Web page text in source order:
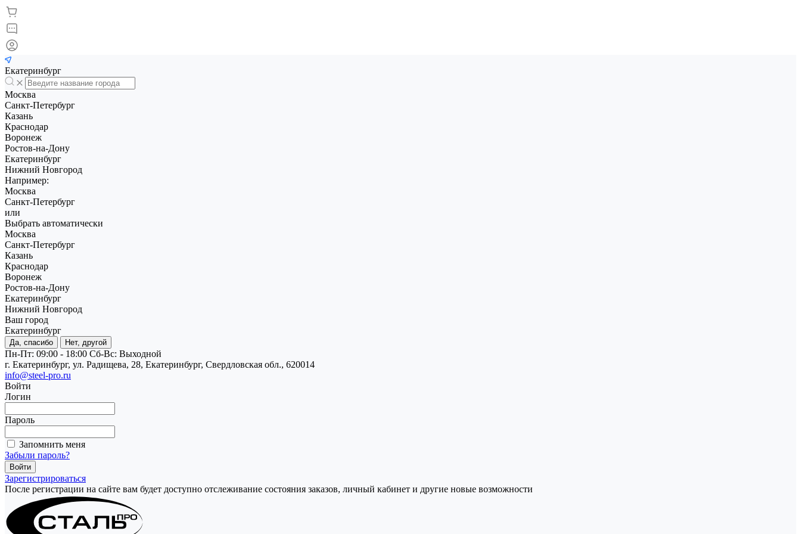
Екатеринбург
Москва
Санкт-Петербург
Казань
Краснодар
Воронеж
Ростов-на-Дону
Екатеринбург
Нижний Новгород
Например:
Москва
Санкт-Петербург
или
Выбрать автоматически
Москва
Санкт-Петербург
Казань
Краснодар
Воронеж
Ростов-на-Дону
Екатеринбург
Нижний Новгород
Ваш город
Екатеринбург
Да, спасибо Нет, другой
Пн-Пт: 09:00 - 18:00 Cб-Вс: Выходной
г. Екатеринбург, ул. Радищева, 28, Екатеринбург, Свердловская обл., 620014
info@steel-pro.ru
Войти
Логин
Пароль
Запомнить меня
Забыли пароль?
Зарегистрироваться
После регистрации на сайте вам будет доступно отслеживание состояния заказов, личный кабинет и другие новые возможности